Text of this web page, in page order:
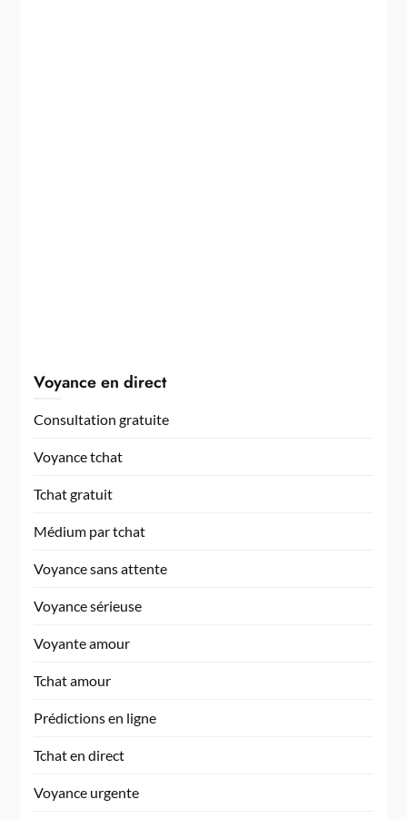
Voyance en direct
Consultation gratuite
Voyance tchat
Tchat gratuit
Médium par tchat
Voyance sans attente
Voyance sérieuse
Voyante amour
Tchat amour
Prédictions en ligne
Tchat en direct
Voyance urgente